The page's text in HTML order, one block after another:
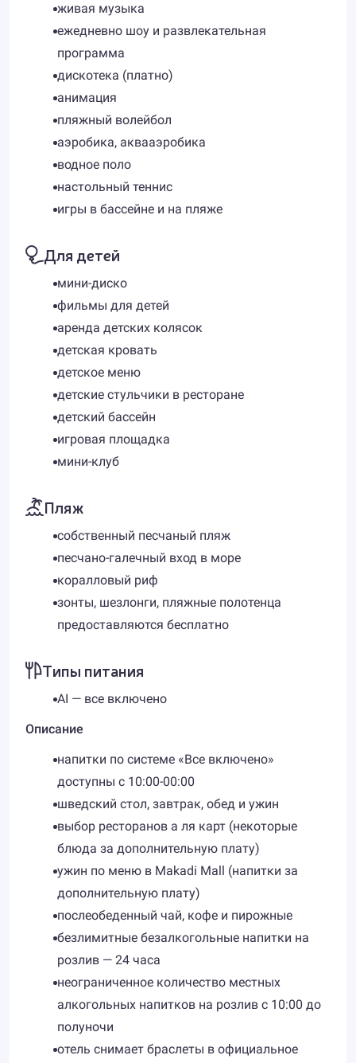
живая музыка
ежедневно шоу и развлекательная
программа
дискотека (платно)
анимация
пляжный волейбол
аэробика, аквааэробика
водное поло
настольный теннис
игры в бассейне и на пляже
Для детей
мини-диско
фильмы для детей
аренда детских колясок
детская кровать
детское меню
детские стульчики в ресторане
детский бассейн
игровая площадка
мини-клуб
Пляж
собственный песчаный пляж
песчано-галечный вход в море
коралловый риф
зонты, шезлонги, пляжные полотенца
предоставляются бесплатно
Типы питания
AI — все включено
Описание
напитки по системе «Все включено»
доступны с 10:00-00:00
шведский стол, завтрак, обед и ужин
выбор ресторанов а ля карт (некоторые
блюда за дополнительную плату)
ужин по меню в Makadi Mall (напитки за
дополнительную плату)
послеобеденный чай, кофе и пирожные
безлимитные безалкогольные напитки на
розлив — 24 часа
неограниченное количество местных
алкогольных напитков на розлив с 10:00 до
полуночи
отель снимает браслеты в официальное